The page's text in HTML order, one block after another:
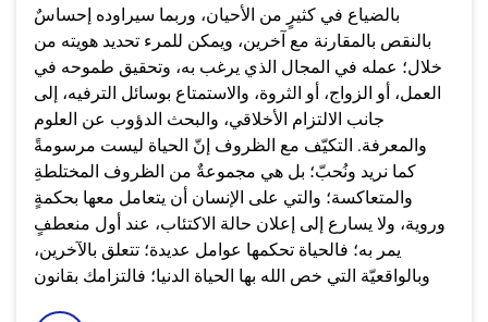
بالضياع في كثيرٍ من الأحيان، وربما سيراوده إحساسٌ
بالنقص بالمقارنة مع آخرين، ويمكن للمرء تحديد هويته من
خلال؛ عمله في المجال الذي يرغب به، وتحقيق طموحه في
العمل، أو الزواج، أو الثروة، والاستمتاع بوسائل الترفيه، إلى
جانب الالتزام الأخلاقي، والبحث الدؤوب عن العلوم
والمعرفة. التكيّف مع الظروف إنّ الحياة ليست مرسومةً
كما نريد ونُحبّ؛ بل هي مجموعةٌ من الظروف المختلطةِ
والمتعاكسة؛ والتي على الإنسان أن يتعامل معها بحكمةٍ
وروية، ولا يسارع إلى إعلان حالة الاكتئاب، عند أول منعطفٍ
يمر به؛ فالحياة تحكمها عوامل عديدة؛ تتعلق بالآخرين،
وبالواقعيّة التي خص الله بها الحياة الدنيا؛ فالتزامك بقانون